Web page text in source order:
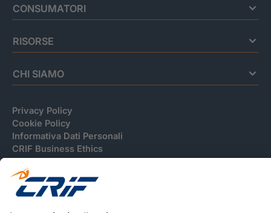
CONSUMATORI
RISORSE
CHI SIAMO
Privacy Policy
Cookie Policy
Informativa Dati Personali
CRIF Business Ethics
Accessibilità
Informativa Privacy Relativa Al Sistema Di Informazioni
Creditizie